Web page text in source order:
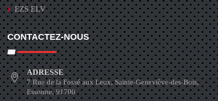
EZS ELV
CONTACTEZ-NOUS
ADRESSE
7 Rue de la Fossé aux Leux, Sainte-Geneviève-des-Bois,
Essonne, 91700